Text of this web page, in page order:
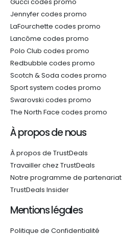
Jennyfer codes promo
LaFourchette codes promo
Lancôme codes promo
Polo Club codes promo
Redbubble codes promo
Scotch & Soda codes promo
Sport system codes promo
Swarovski codes promo
The North Face codes promo
À propos de nous
À propos de TrustDeals
Travailler chez TrustDeals
Notre programme de partenariat
TrustDeals Insider
Mentions légales
Politique de Confidentialité